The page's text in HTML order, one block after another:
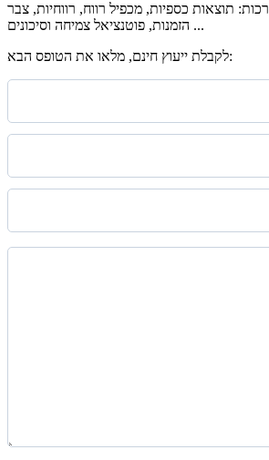
תוצאות כספיות, מכפיל רווח, רווחיות, צבר
הזמנות, פוטנציאל צמיחה וסיכונים ...
לקבלת ייעוץ חינם, מלאו את הטופס הבא: